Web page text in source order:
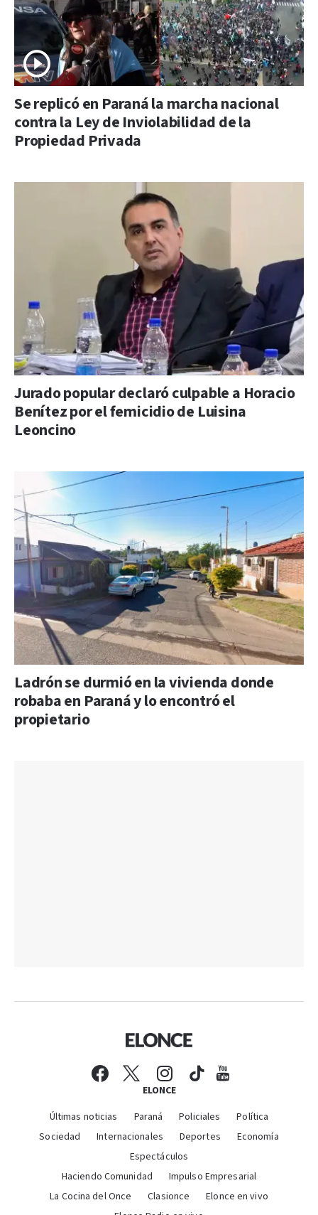
Se replicó en Paraná la marcha nacional
contra la Ley de Inviolabilidad de la
Propiedad Privada
Jurado popular declaró culpable a Horacio
Benítez por el femicidio de Luisina
Leoncino
Ladrón se durmió en la vivienda donde
robaba en Paraná y lo encontró el
propietario
ELONCE
Últimas noticias Paraná Policiales
Política
Sociedad
Internacionales Deportes
Economía
Espectáculos
Haciendo Comunidad
Impulso Empresarial
La Cocina del Once
Clasionce
Elonce en vivo